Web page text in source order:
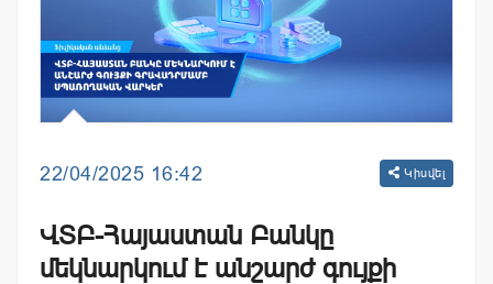
22/04/2025 16:42 Կիսվել
ՎՏԲ-Հայաստան Բանկը
մեկնարկում է անշարժ գույքի